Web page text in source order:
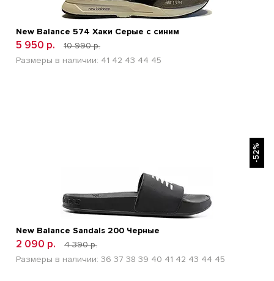
New Balance 574 Хаки Cерые с синим
5 950 р.
10 990 р.
Размеры в наличии: 41 42 43 44 45
-52%
New Balance Sandals 200 Черные
2 090 р.
4 390 р.
Размеры в наличии: 36 37 38 39 40 41 42 43 44 45